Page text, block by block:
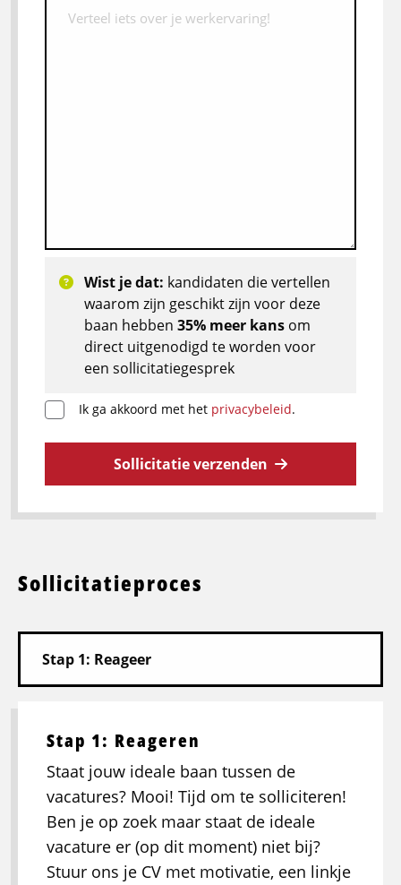
Wist je dat: kandidaten die vertellen
waarom zijn geschikt zijn voor deze
baan hebben 35% meer kans om
direct uitgenodigd te worden voor
een sollicitatiegesprek
Ik ga akkoord met het privacybeleid.
Sollicitatie verzenden
Sollicitatieproces
Stap 1: Reageren
Staat jouw ideale baan tussen de
vacatures? Mooi! Tijd om te solliciteren!
Ben je op zoek maar staat de ideale
vacature er (op dit moment) niet bij?
Stuur ons je CV met motivatie, een linkje